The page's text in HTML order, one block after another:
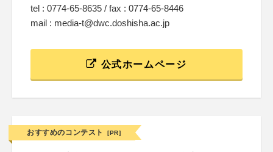
tel : 0774-65-8635 / fax : 0774-65-8446
mail : media-t@dwc.doshisha.ac.jp
公式ホームページ
おすすめのコンテスト [PR]